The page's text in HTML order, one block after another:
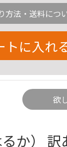
方法・送料につ
トに入れ
欲
か）